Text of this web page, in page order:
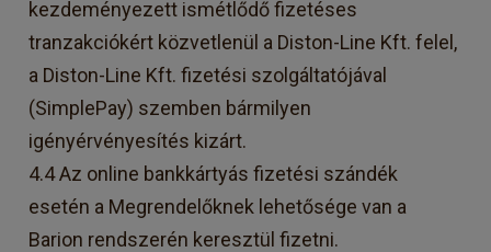
kezdeményezett ismétlődő fizetéses
tranzakciókért közvetlenül a Diston-Line Kft. felel,
a Diston-Line Kft. fizetési szolgáltatójával
(SimplePay) szemben bármilyen
igényérvényesítés kizárt.
4.4 Az online bankkártyás fizetési szándék
esetén a Megrendelőknek lehetősége van a
Barion rendszerén keresztül fizetni.